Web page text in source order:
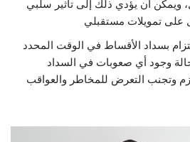
ويمكن أن يؤدي ذلك إلى تأثير سلبي
تمويلات مستقبلي
بسداد الأقساط في الوقت المحدد
وجود أي صعوبات في السداد
وتجنب التعرض للمخاطر والعواقب